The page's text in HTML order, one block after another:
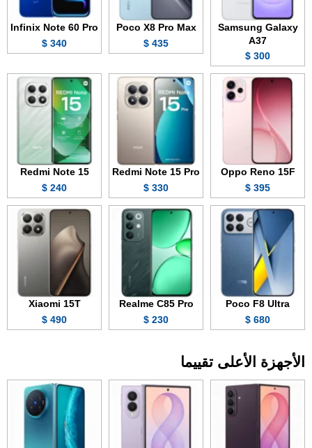
Samsung Galaxy
A37
300 $
Poco X8 Pro Max
435 $
Infinix Note 60 Pro
340 $
Oppo Reno 15F
395 $
Redmi Note 15 Pro
330 $
Redmi Note 15
240 $
Poco F8 Ultra
680 $
Realme C85 Pro
230 $
Xiaomi 15T
490 $
الأجهزة الأعلى تقييما